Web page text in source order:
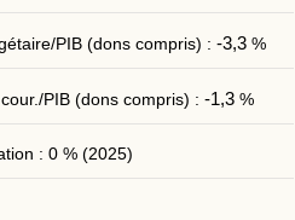
PIB (dons compris) : -3,3%
PIB (dons compris) : -1,3%
: 0 % (2025)